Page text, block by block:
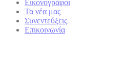
Εικονογράφοι
Τα νέα μας
Συνεντεύξεις
Επικοινωνία